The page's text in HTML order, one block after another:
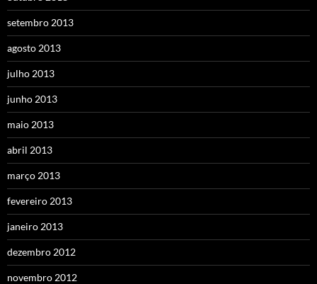
setembro 2013
agosto 2013
julho 2013
junho 2013
maio 2013
abril 2013
março 2013
fevereiro 2013
janeiro 2013
dezembro 2012
novembro 2012